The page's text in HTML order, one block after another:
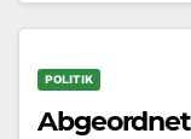
POLITIK